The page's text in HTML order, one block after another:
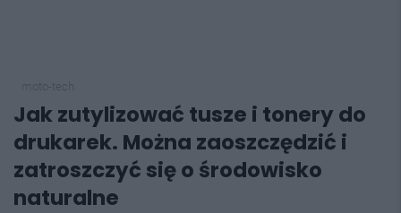
Jak zutylizować tusze i tonery do
drukarek. Można zaoszczędzić i
zatroszczyć się o środowisko
naturalne